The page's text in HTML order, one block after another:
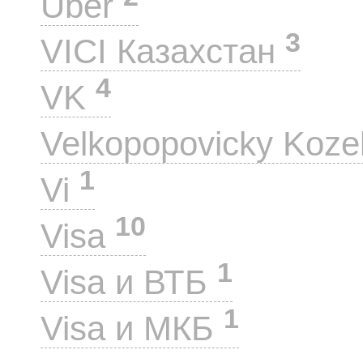
VICI Казахстан 3
VK 4
Velkopopovicky
Vi 1
Visa 10
Visa и ВТБ 1
Visa и МКБ 1